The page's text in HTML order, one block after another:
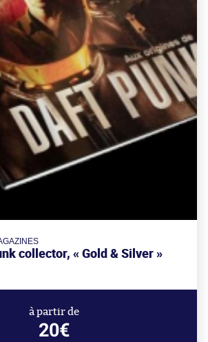
collector, « Gold & Silver »
à partir de
20€